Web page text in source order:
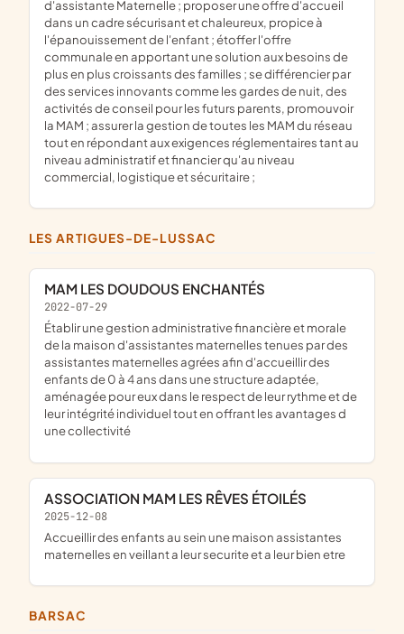
d'assistante Maternelle ; proposer une offre d'accueil
dans un cadre sécurisant et chaleureux, propice à
l'épanouissement de l'enfant ; étoffer l'offre
communale en apportant une solution aux besoins de
plus en plus croissants des familles ; se différencier par
des services innovants comme les gardes de nuit, des
activités de conseil pour les futurs parents, promouvoir
la MAM ; assurer la gestion de toutes les MAM du réseau
tout en répondant aux exigences réglementaires tant au
niveau administratif et financier qu'au niveau
commercial, logistique et sécuritaire ;
LES ARTIGUES-DE-LUSSAC
MAM LES DOUDOUS ENCHANTÉS
2022-07-29
établir une gestion administrative financière et morale
de la maison d'assistantes maternelles tenues par des
assistantes maternelles agrées afin d'accueillir des
enfants de 0 à 4 ans dans une structure adaptée,
aménagée pour eux dans le respect de leur rythme et de
leur intégrité individuel tout en offrant les avantages d
une collectivité
ASSOCIATION MAM LES RÊVES ÉTOILÉS
2025-12-08
accueillir des enfants au sein une maison assistantes
maternelles en veillant a leur securite et a leur bien etre
BARSAC